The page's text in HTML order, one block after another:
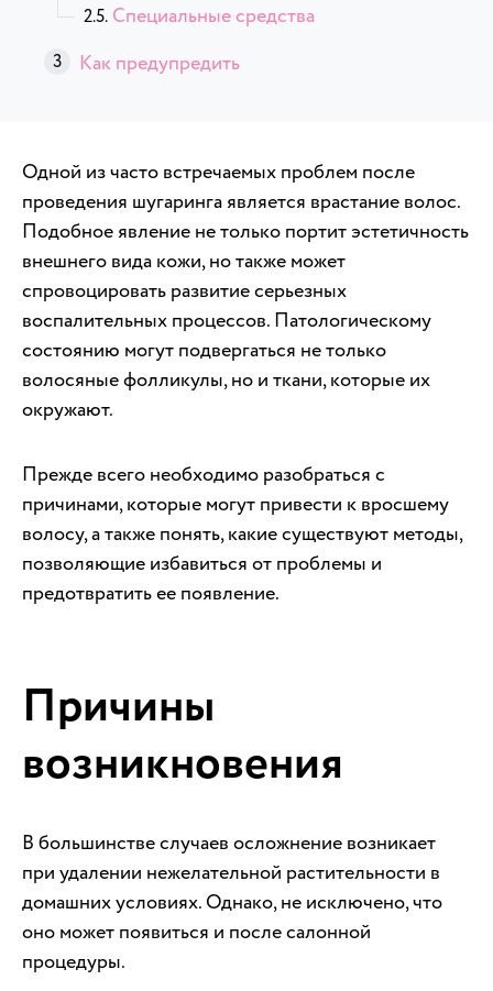
Специальные средства
Как предупредить
Одной из часто встречаемых проблем после
проведения шугаринга является врастание волос.
Подобное явление не только портит эстетичность
внешнего вида кожи, но также может
спровоцировать развитие серьезных
воспалительных процессов. Патологическому
состоянию могут подвергаться не только
волосяные фолликулы, но и ткани, которые их
окружают.
Прежде всего необходимо разобраться с
причинами, которые могут привести к вросшему
волосу, а также понять, какие существуют методы,
позволяющие избавиться от проблемы и
предотвратить ее появление.
Причины
возникновения
В большинстве случаев осложнение возникает
при удалении нежелательной растительности в
домашних условиях. Однако, не исключено, что
оно может появиться и после салонной
процедуры.